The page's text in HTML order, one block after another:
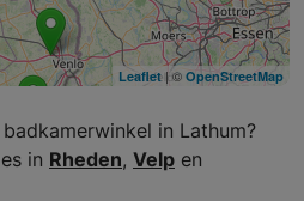
Leaflet| © OpenStreetMap
in Lathum?
in Rheden, Velp en